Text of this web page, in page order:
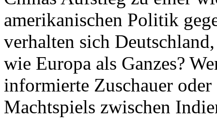
amerikanischen Politik
verhalten sich
wie Europa als Ganzes?
informierte Zuschauer oder
Machtspiels zwischen